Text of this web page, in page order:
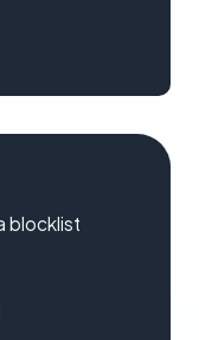
blocklist